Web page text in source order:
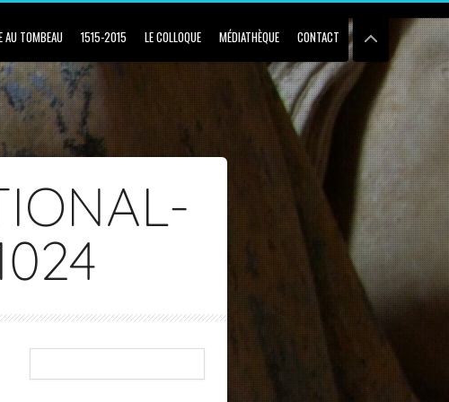
AU TOMBEAU 1515-2015 LE COLLOQUE MÉDIATHÈQUE CONTACT